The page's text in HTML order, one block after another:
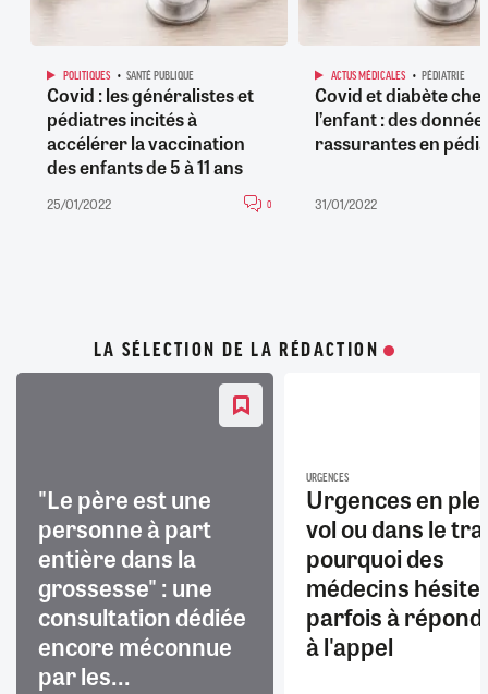
POLITIQUES SANTÉ PUBLIQUE
Covid : les généralistes et
pédiatres incités à
accélérer la vaccination
des enfants de 5 à 11 ans
25/01/2022 0
ACTUS MÉDICALES PÉDIATRIE
Covid et diabète
l’enfant : des
rassurantes en
31/01/2022
LA SÉLECTION DE LA RÉDACTION
"Le père est une
personne à part
entière dans la
grossesse" : une
consultation dédiée
encore méconnue
par les...
URGENCES
Urgences en
vol ou dans le
pourquoi des
médecins
parfois à
à l'appel